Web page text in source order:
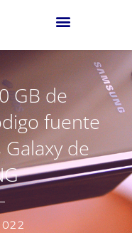
GB de
fuente
de